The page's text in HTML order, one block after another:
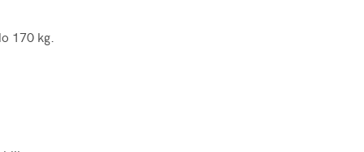
170 kg.